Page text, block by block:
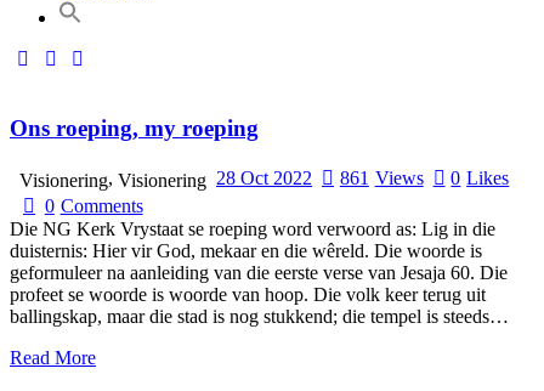
Ons roeping, my roeping
Visionering, Visionering 28 Oct 2022 861 Views 0 Likes
0 Comments
Die NG Kerk Vrystaat se roeping word verwoord as: Lig in die
duisternis: Hier vir God, mekaar en die wêreld. Die woorde is
geformuleer na aanleiding van die eerste verse van Jesaja 60. Die
profeet se woorde is woorde van hoop. Die volk keer terug uit
ballingskap, maar die stad is nog stukkend; die tempel is steeds…
Read More